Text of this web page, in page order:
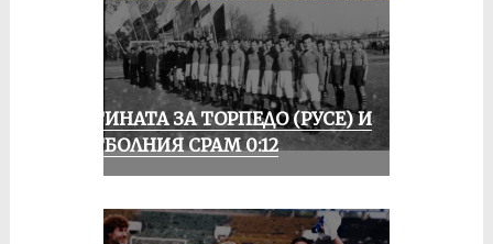
ИСТИНАТА ЗА ТОРПЕДО (РУСЕ) И
ФУТБОЛНИЯ СРАМ 0:12